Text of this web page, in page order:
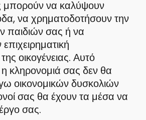
μπορούν να καλύψουν
να χρηματοδοτήσουν την
παιδιών σας ή να
οικογένειας. Αυτό
η κληρονομιά σας δεν θα
οικονομικών δυσκολιών
σας θα έχουν τα μέσα να
σας.